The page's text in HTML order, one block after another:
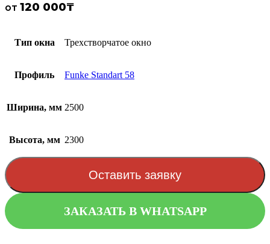
от 120 000₸
Тип окна Трехстворчатое окно
Профиль Funke Standart 58
Ширина, мм 2500
Высота, мм 2300
Оставить заявку
ЗАКАЗАТЬ В WHATSAPP